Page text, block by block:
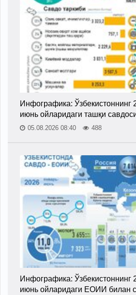
Инфографика: Ўзбекистоннинг
июнь ойларидаги ташқи
05.08.2026 08:40 488
Инфографика: Ўзбекистоннинг
июнь ойларидаги ЕОИИ билан